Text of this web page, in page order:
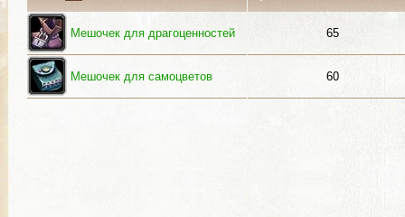
Мешочек для драгоценностей 65
Мешочек для самоцветов 60